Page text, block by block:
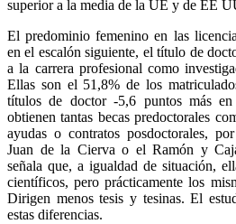
superior a la media de la UE y de EE
El predominio femenino en las
en el escalón siguiente, el título de
a la carrera profesional como
Ellas son el 51,8% de los
títulos de doctor -5,6 puntos más
obtienen tantas becas predoctorales
ayudas o contratos posdoctorales,
Juan de la Cierva o el Ramón y
señala que, a igualdad de situación,
científicos, pero prácticamente los
Dirigen menos tesis y tesinas. El
estas diferencias.